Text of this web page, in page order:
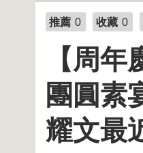
推薦 0 收藏 0
【周
團圓素
耀文最